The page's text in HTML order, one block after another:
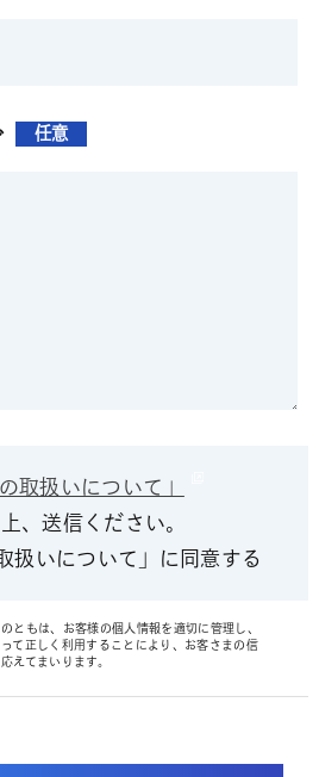
任意
取扱いについて」
、送信ください。
扱いについて」に同意する
ともは、お客様の個人情報を適切に管理し、
て正しく利用することにより、お客さまの信
えてまいります。